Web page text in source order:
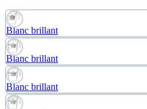
Blanc brillant
Blanc brillant
Blanc brillant